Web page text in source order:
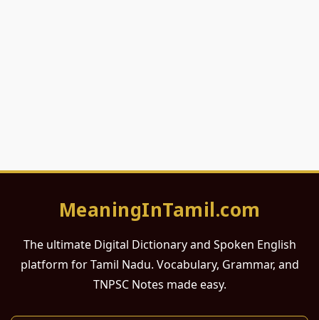
MeaningInTamil.com
The ultimate Digital Dictionary and Spoken English
platform for Tamil Nadu. Vocabulary, Grammar, and
TNPSC Notes made easy.